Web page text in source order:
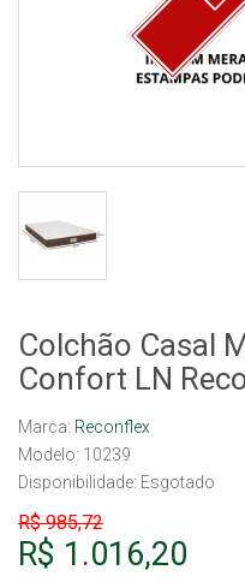
Colchão Casal
Confort LN
Marca: Reconflex
Modelo: 10239
Disponibilidade: Esgotado
R$ 985,72
R$ 1.016,20